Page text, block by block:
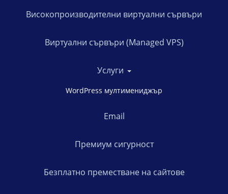
Високопроизводителни виртуални сървъри
Виртуални сървъри (Managed VPS)
Услуги
WordPress мултимениджър
Email
Премиум сигурност
Безплатно преместване на сайтове